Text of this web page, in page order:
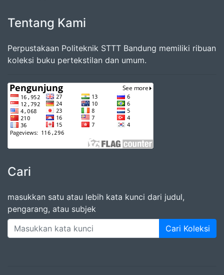
Tentang Kami
Perpustakaan Politeknik STTT Bandung memiliki ribuan
koleksi buku pertekstilan dan umum.
Cari
masukkan satu atau lebih kata kunci dari judul,
pengarang, atau subjek
Cari Koleksi